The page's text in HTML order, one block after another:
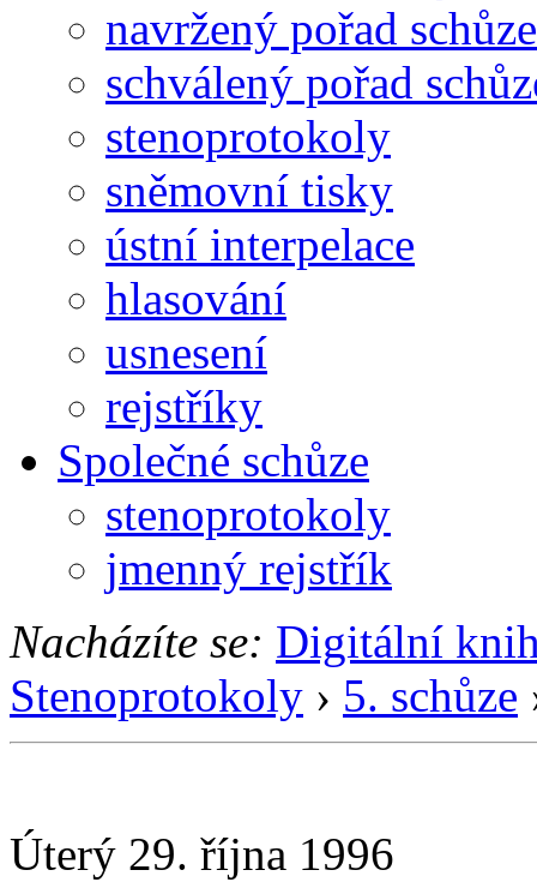
navržený pořad schůze
schválený pořad
stenoprotokoly
sněmovní tisky
ústní interpelace
hlasování
usnesení
rejstříky
Společné schůze
stenoprotokoly
jmenný rejstřík
Nacházíte se: Digitální
Stenoprotokoly › 5. schůze
Úterý 29. října 1996